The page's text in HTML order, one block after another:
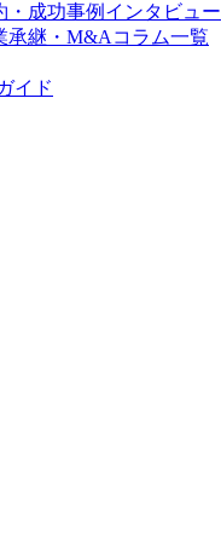
・成功事例インタビュー
承継・M&Aコラム一覧
イド